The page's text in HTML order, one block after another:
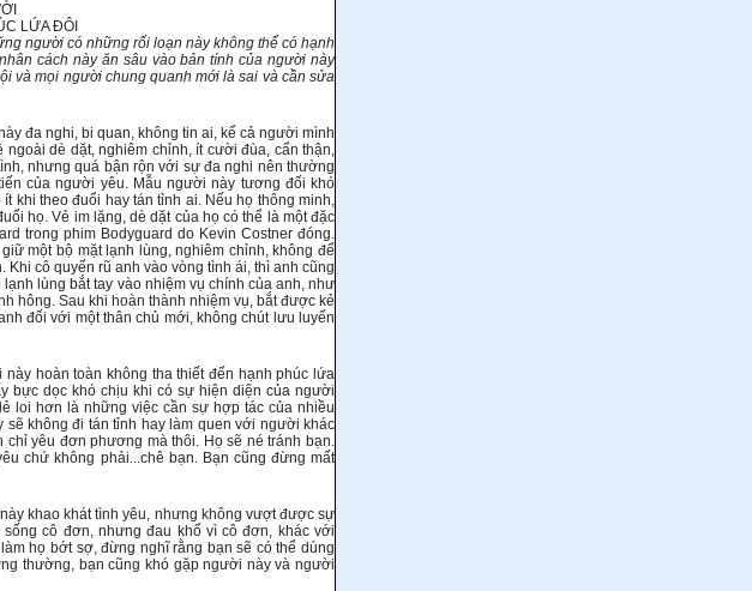
LỨA ÐÔI
người có những rối loạn này không thể có hạnh
cách này ăn sâu vào bản tính của người này
và mọi người chung quanh mới là sai và cần sửa
đa nghi, bi quan, không tin ai, kể cả người mình
dè dặt, nghiêm chỉnh, ít cười đùa, cẩn thận,
nhưng quá bận rộn với sự đa nghi nên thường
của người yêu. Mẫu người này tương đối khó
khi theo đuổi hay tán tỉnh ai. Nếu họ thông minh,
họ. Vẻ im lặng, dè dặt của họ có thể là một đặc
trong phim Bodyguard do Kevin Costner đóng.
một bộ mặt lạnh lùng, nghiêm chỉnh, không để
cô quyến rũ anh vào vòng tình ái, thì anh cũng
lùng bắt tay vào nhiệm vụ chính của anh, như
hông. Sau khi hoàn thành nhiệm vụ, bắt được kẻ
đối với một thân chủ mới, không chút lưu luyến
này hoàn toàn không tha thiết đến hạnh phúc lứa
bực dọc khó chịu khi có sự hiện diện của người
loi hơn là những việc cần sự hợp tác của nhiều
không đi tán tỉnh hay làm quen với người khác
yêu đơn phương mà thôi. Họ sẽ né tránh bạn.
chứ không phải...chê bạn. Bạn cũng đừng mất
khao khát tình yêu, nhưng không vượt được sự
cô đơn, nhưng đau khổ vì cô đơn, khác với
họ bớt sợ, đừng nghĩ rằng bạn sẽ có thể dùng
thường, bạn cũng khó gặp người này và người